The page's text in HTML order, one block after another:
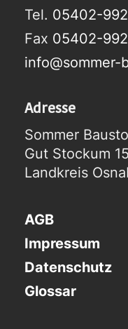
Tel. 05402-
Fax 05402-
info@sommer-
Adresse
Sommer
Gut Stockum
Landkreis
AGB
Impressum
Datenschutz
Glossar